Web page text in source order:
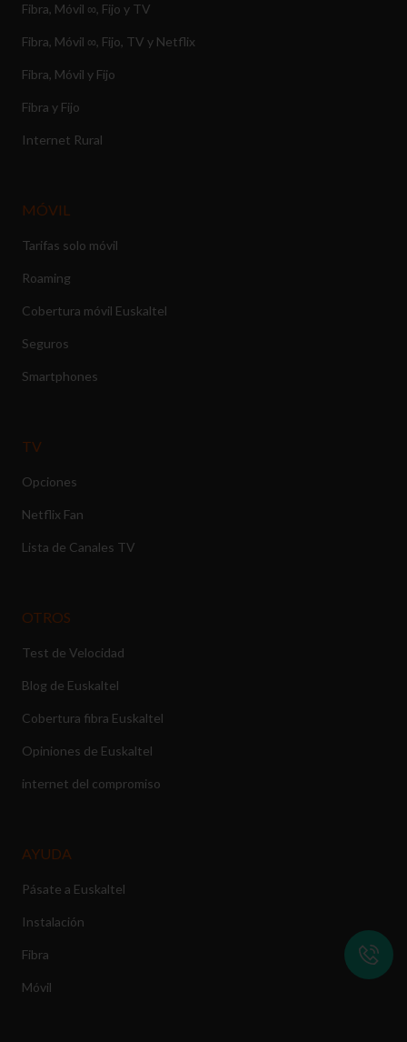
Fibra, Móvil ∞, Fijo y TV
Fibra, Móvil ∞, Fijo, TV y Netflix
Fibra, Móvil y Fijo
Fibra y Fijo
Internet Rural
MÓVIL
Tarifas solo móvil
Roaming
Cobertura móvil Euskaltel
Seguros
Smartphones
TV
Opciones
Netflix Fan
Lista de Canales TV
OTROS
Test de Velocidad
Blog de Euskaltel
Cobertura fibra Euskaltel
Opiniones de Euskaltel
internet del compromiso
AYUDA
Pásate a Euskaltel
Instalación
Fibra
Móvil